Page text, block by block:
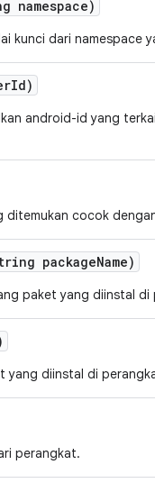
namespace)
kunci dari namespace
Id)
android-id yang
ditemukan cocok
packageName)
paket yang diinstal di
yang diinstal di
perangkat.